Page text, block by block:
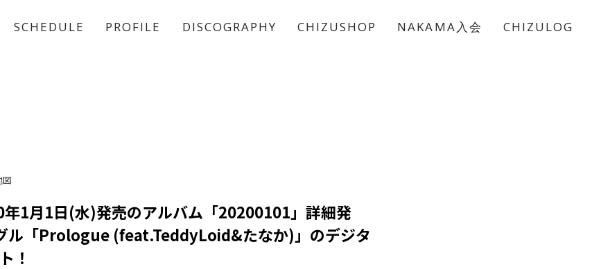
SCHEDULE PROFILE DISCOGRAPHY CHIZUSHOP NAKAMA入会 CHIZULOG
図
1月1日(水)発売のアルバム「20200101」詳細発
ル「Prologue (feat.TeddyLoid&たなか)」のデジタ
！